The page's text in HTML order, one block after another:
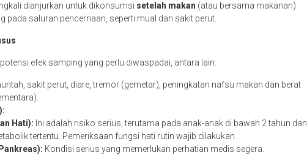
dianjurkan untuk dikonsumsi setelah makan (atau bersama makanan)
pada saluran pencernaan, seperti mual dan sakit perut.
efek samping yang perlu diwaspadai, antara lain:
sakit perut, diare, tremor (gemetar), peningkatan nafsu makan dan berat
Hati): Ini adalah risiko serius, terutama pada anak-anak di bawah 2 tahun dan
tertentu. Pemeriksaan fungsi hati rutin wajib dilakukan.
Kondisi serius yang memerlukan perhatian medis segera.